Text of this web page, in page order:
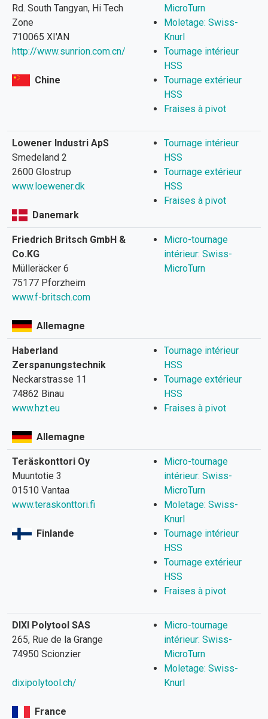
Rd. South Tangyan, Hi Tech
Zone
710065 XI'AN
http://www.sunrion.com.cn/
Chine
MicroTurn
Moletage: Swiss-
Knurl
Tournage intérieur
HSS
Tournage extérieur
HSS
Fraises à pivot
Lowener Industri ApS
Smedeland 2
2600 Glostrup
www.loewener.dk
Danemark
Tournage intérieur
HSS
Tournage extérieur
HSS
Fraises à pivot
Friedrich Britsch GmbH &
Co.KG
Mülleräcker 6
75177 Pforzheim
www.f-britsch.com
Allemagne
Micro-tournage
intérieur: Swiss-
MicroTurn
Haberland
Zerspanungstechnik
Neckarstrasse 11
74862 Binau
www.hzt.eu
Allemagne
Tournage intérieur
HSS
Tournage extérieur
HSS
Fraises à pivot
Teräskonttori Oy
Muuntotie 3
01510 Vantaa
www.teraskonttori.fi
Finlande
Micro-tournage
intérieur: Swiss-
MicroTurn
Moletage: Swiss-
Knurl
Tournage intérieur
HSS
Tournage extérieur
HSS
Fraises à pivot
DIXI Polytool SAS
265, Rue de la Grange
74950 Scionzier
dixipolytool.ch/
France
Micro-tournage
intérieur: Swiss-
MicroTurn
Moletage: Swiss-
Knurl